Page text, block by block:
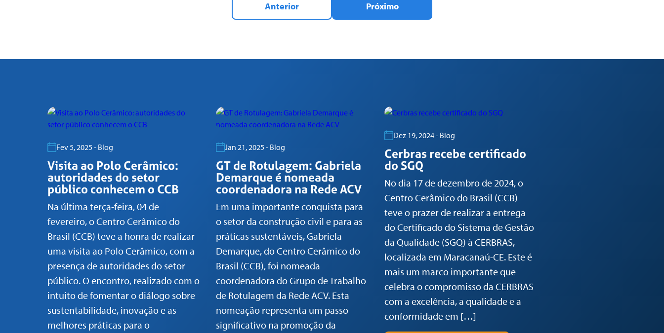
Anterior Próximo
Fev 5, 2025 - Blog
Visita ao Polo Cerâmico:
autoridades do setor
público conhecem o CCB
Na última terça-feira, 04 de
fevereiro, o Centro Cerâmico do
Brasil (CCB) teve a honra de realizar
uma visita ao Polo Cerâmico, com a
presença de autoridades do setor
público. O encontro, realizado com o
intuito de fomentar o diálogo sobre
sustentabilidade, inovação e as
melhores práticas para o
Jan 21, 2025 - Blog
GT de Rotulagem: Gabriela
Demarque é nomeada
coordenadora na Rede ACV
Em uma importante conquista para
o setor da construção civil e para as
práticas sustentáveis, Gabriela
Demarque, do Centro Cerâmico do
Brasil (CCB), foi nomeada
coordenadora do Grupo de Trabalho
de Rotulagem da Rede ACV. Esta
nomeação representa um passo
significativo na promoção da
Dez 19, 2024 - Blog
Cerbras recebe certificado
do SGQ
No dia 17 de dezembro de 2024, o
Centro Cerâmico do Brasil (CCB)
teve o prazer de realizar a entrega
do Certificado do Sistema de Gestão
da Qualidade (SGQ) à CERBRAS,
localizada em Maracanaú-CE. Este é
mais um marco importante que
celebra o compromisso da CERBRAS
com a excelência, a qualidade e a
conformidade em […]